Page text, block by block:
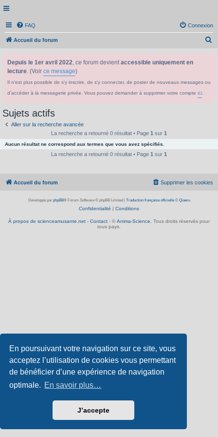
En poursuivant votre navigation sur ce site, vous
acceptez l’utilisation de cookies vous permettant
de bénéficier d’une expérience de navigation
optimale. En savoir plus…
J’accepte
FAQ Connexion
Accueil du forum
Depuis le 1er avril 2022, ce forum devientaccessible uniquement en
lecture. (Voir ce message)
Il n'est plus possible de s'y inscrire, de s'y connecter, de poster de nouveaux messages ou
d'accéder à la messagerie privée. Vous pouvez demander à supprimer votre compte ici
Sujets actifs
Aller sur la recherche avancée
La recherche a retourné 0 résultat • Page 1 sur 1
Aucun résultat ne correspond aux termes que vous avez spécifiés.
La recherche a retourné 0 résultat • Page 1 sur 1
Accueil du forum Supprimer les cookies
Développé par phpBB® Forum Software © phpBB Limited Traduction française officielle© Qiaeru
Confidentialité | Conditions
À propos de scienceamusante.net - Contact - © Anima-Science. Tous droits réservés pour
tous pays.